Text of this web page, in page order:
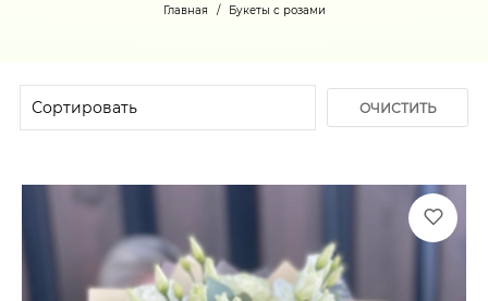
Главная Букеты с розами
ОЧИСТИТЬ